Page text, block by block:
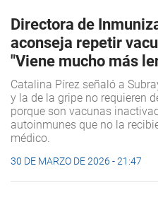
Directora de
aconseja repetir
"Viene mucho más
Catalina Pírez señaló a
y la de la gripe no requieren
porque son vacunas
autoinmunes que no la
médico.
30 DE MARZO DE 2026 - 21:47